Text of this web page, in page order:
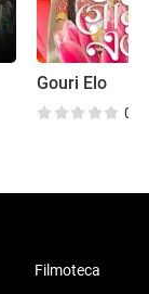
Gouri Elo
0.0
Filmoteca